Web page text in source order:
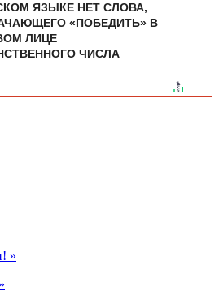
ЯЗЫКЕ НЕТ СЛОВА,
«ПОБЕДИТЬ» В
ЛИЦЕ
ЧИСЛА
»